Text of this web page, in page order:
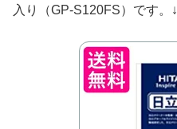
入り（GP-S120FS）です。↓